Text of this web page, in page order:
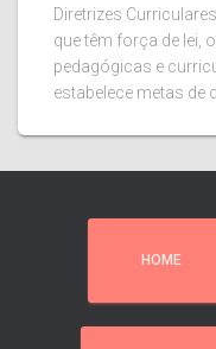
Diretrizes
que têm força de lei,
pedagógicas e
estabelece metas de
HOME